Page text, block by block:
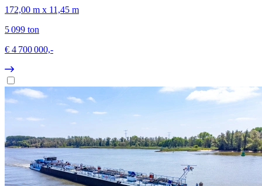
172,00 m x 11,45 m
5 099 ton
€ 4 700 000,-